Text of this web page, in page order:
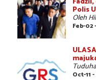
Polis
Oleh
Feb-02
Oct-11